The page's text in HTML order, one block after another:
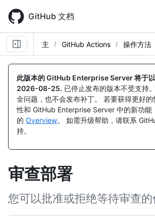
main
content
GitHub 文档
主 GitHub Actions 操作方法
此版本的 GitHub Enterprise Server 将于
2026-08-25. 已停止发布的版本不受支持
全问题，也不会发布补丁。 若要获得更好
性和 GitHub Enterprise Server 中的新功能
的 Overview。 如需升级帮助，请联系
持。
审查部署
您可以批准或拒绝等待审查的